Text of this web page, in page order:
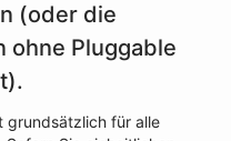
(oder die
ohne Pluggable
grundsätzlich für alle